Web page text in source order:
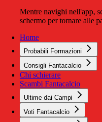
Mentre navighi nell'app,
schermo per tornare alle
Home
Probabili Formazioni
Consigli Fantacalcio
Chi schierare
Scambi Fantacalcio
Ultime dai Campi
Voti Fantacalcio